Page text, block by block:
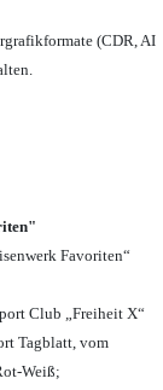
(CDR, AI
Favoriten“
Club „Freiheit X“
Tagblatt, vom
Weiß;